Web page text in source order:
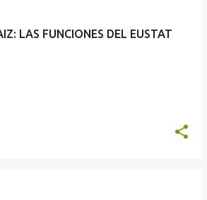
LAS FUNCIONES DEL EUSTAT